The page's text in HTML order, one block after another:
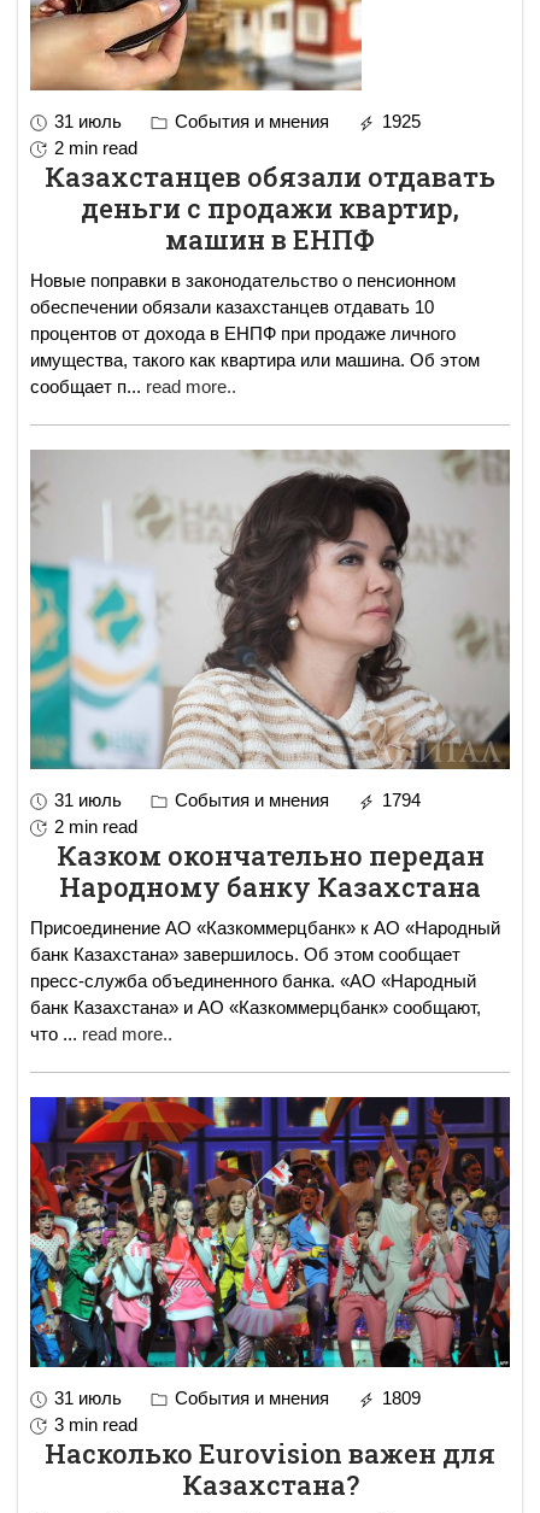
31 июль События и мнения
1925
2 min read
Казахстанцев обязали отдавать
деньги с продажи квартир,
машин в ЕНПФ
Новые поправки в законодательство о пенсионном
обеспечении обязали казахстанцев отдавать 10
процентов от дохода в ЕНПФ при продаже личного
имущества, такого как квартира или машина. Об этом
сообщает п... read more..
31 июль События и мнения
1794
2 min read
Казком окончательно передан
Народному банку Казахстана
Присоединение АО «Казкоммерцбанк» к АО «Народный
банк Казахстана» завершилось. Об этом сообщает
пресс-служба объединенного банка. «АО «Народный
банк Казахстана» и АО «Казкоммерцбанк» сообщают,
что ... read more..
31 июль События и мнения
1809
3 min read
Насколько Eurovision важен для
Казахстана?